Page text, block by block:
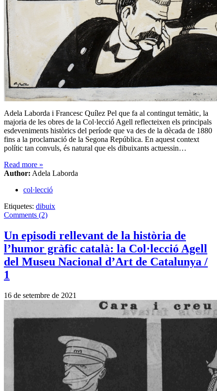
Adela Laborda i Francesc Quílez Pel que fa al contingut temàtic, la
majoria de les obres de la Col·lecció Agell reflecteixen els principals
esdeveniments històrics del període que va des de la dècada de 1880
fins a la proclamació de la Segona República. En aquest context
polític tan convuls, és natural que els dibuixants actuessin…
Read more »
Author: Adela Laborda
col·lecció
Etiquetes: dibuix
Comments (2)
Un episodi rellevant de la història de
l’humor gràfic català: la Col·lecció Agell
del Museu Nacional d’Art de Catalunya /
1
16 de setembre de 2021